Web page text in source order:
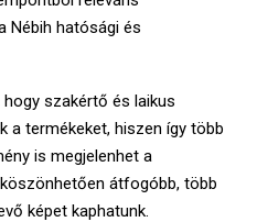
Nébih hatósági és
szakértő és laikus
a termékeket, hiszen így több
is megjelenhet a
átfogóbb, több
képet kaphatunk.